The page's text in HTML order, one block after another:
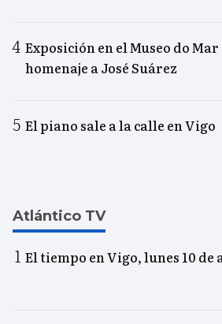
Exposición en el Museo do Mar
homenaje a José Suárez
El piano sale a la calle en Vigo
Atlántico TV
El tiempo en Vigo, lunes 10 de